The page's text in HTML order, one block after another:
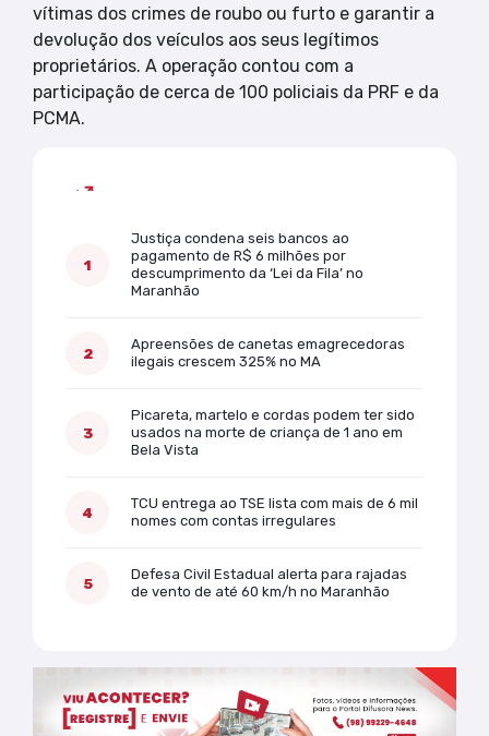
vítimas dos crimes de roubo ou furto e garantir a
devolução dos veículos aos seus legítimos
proprietários. A operação contou com a
participação de cerca de 100 policiais da PRF e da
PCMA.
Justiça condena seis bancos ao
pagamento de R$ 6 milhões por
descumprimento da ‘Lei da Fila’ no
Maranhão
Apreensões de canetas emagrecedoras
ilegais crescem 325% no MA
Picareta, martelo e cordas podem ter sido
usados na morte de criança de 1 ano em
Bela Vista
TCU entrega ao TSE lista com mais de 6 mil
nomes com contas irregulares
Defesa Civil Estadual alerta para rajadas
de vento de até 60 km/h no Maranhão